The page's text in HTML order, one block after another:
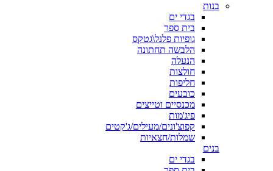
בנות
בגדי ים
בית ספר
גופיות פלנל\גטקס
הלבשה תחתונה
הנעלה
חולצות
חליפות
כובעים
מכנסיים וטייצים
פיג'מות
קפוצ'ונים/מעילים/ג'קטים
שמלות/חצאיות
בנים
בגדי ים